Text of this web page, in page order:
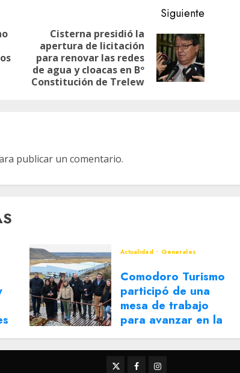
Entrada
anterior:
Siguiente
Siguiente
entrada:
Cisterna presidió la
apertura de licitación
para renovar las redes
de agua y cloacas en Bº
Constitución de Trelew
publicar un comentario.
Actualidad Generales
Comodoro Turismo
participó de una
mesa de trabajo
para avanzar en la
reactivación del
Corredor Turístico
Integrado
TwitterFacebookInstagram